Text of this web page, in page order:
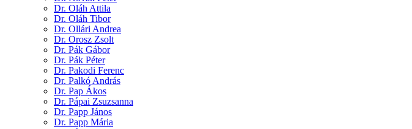
Dr. Oláh Attila
Dr. Oláh Tibor
Dr. Ollári Andrea
Dr. Orosz Zsolt
Dr. Pák Gábor
Dr. Pák Péter
Dr. Pakodi Ferenc
Dr. Palkó András
Dr. Pap Ákos
Dr. Pápai Zsuzsanna
Dr. Papp János
Dr. Papp Mária